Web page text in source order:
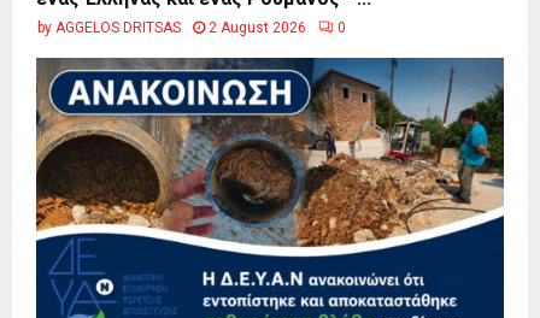
by AGGELOS DRITSAS 2 August 2026 0